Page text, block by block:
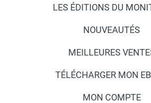
LES ÉDITIONS DU
NOUVEAUTÉS
MEILLEURES
TÉLÉCHARGER MON
MON COMPTE